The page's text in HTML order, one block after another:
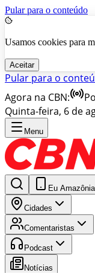
Pular para o conteúdo
Usamos cookies para
Aceitar
Pular para o
Agora na CBN:
Quinta-feira, 6 de
Menu
Eu Amazônia
Cidades
Comentaristas
Podcast
Notícias